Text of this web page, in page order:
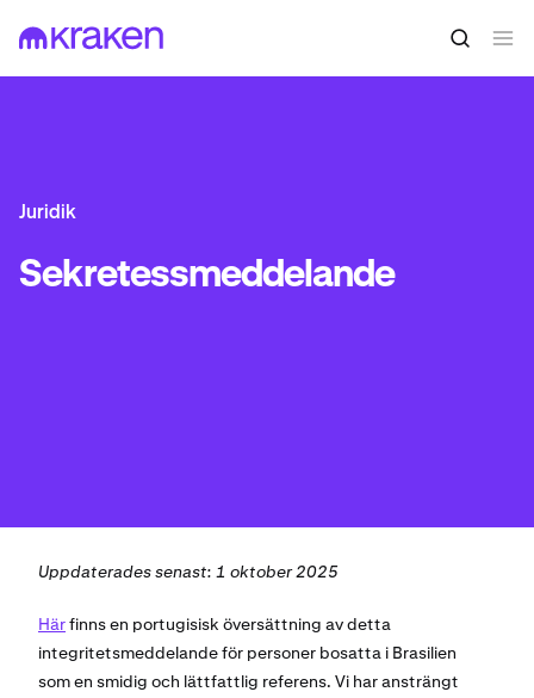
Juridik
Sekretessmeddelande
Uppdaterades senast: 1 oktober 2025
Härfinns en portugisisk översättning av detta
integritetsmeddelande för personer bosatta i Brasilien
som en smidig och lättfattlig referens. Vi har ansträngt